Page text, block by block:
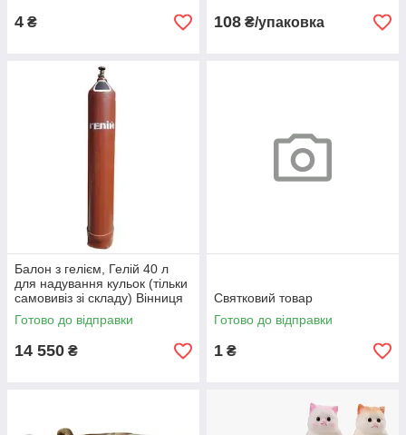
4 ₴ 108 ₴/упаковка
Балон з гелієм, Гелій 40 л
для надування кульок (тільки
самовивіз зі складу) Вінниця
Готово до відправки
14 550 ₴
Святковий товар
Готово до відправки
1 ₴